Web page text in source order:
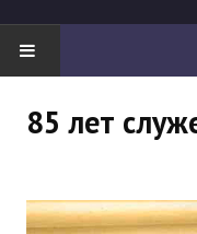
Будни института
85 лет